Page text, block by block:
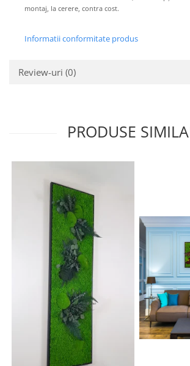
montaj, la cerere, contra cost.
Informatii conformitate produs
Review-uri (0)
PRODUSE